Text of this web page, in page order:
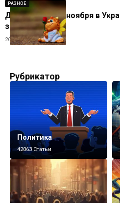
РАЗНОЕ
День ангела 27 ноября в
значение имен
26.11.2025
Рубрикатор
Политика
42063 Статьи